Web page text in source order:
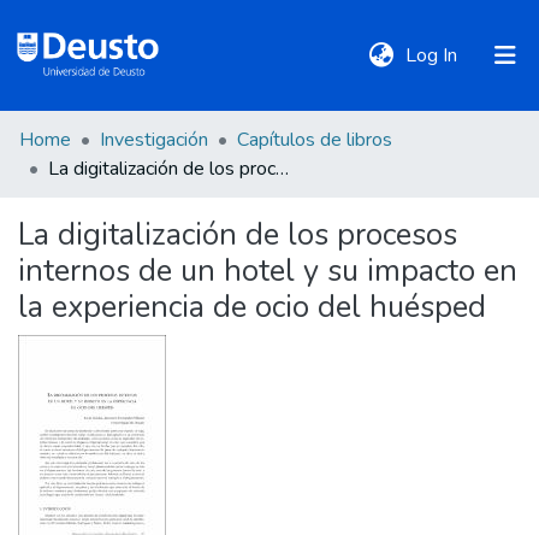
Log In (current)
DeustoTeka
Communities
&
Collections
Statistics
Home Investigación
Capítulos de libros
La digitalización de los procesos internos de un hotel y su impacto en la experiencia de ocio del huésped
La digitalización de los procesos
internos de un hotel y su impacto en
la experiencia de ocio del huésped